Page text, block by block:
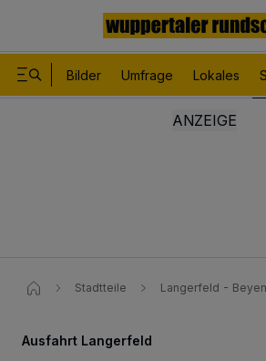
Bilder Umfrage Lokales
Stadtteile Langerfeld -
Ausfahrt Langerfeld